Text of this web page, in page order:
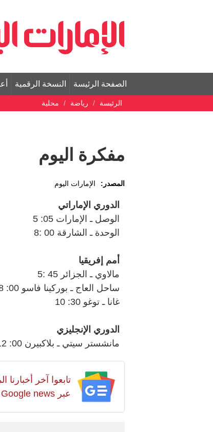
الصفحة الرئيسة النسخة الرقمية
الرئيسة رياضة محلية
مفكرة اليوم
المصدر: الإمارات اليوم
الدوري الإماراتي
الوصل ـ الإمارات 05: 5
الوحدة ـ الشارقة 00 :8
أمم إفريقيا
مالاوي ـ الجزائر 45 :5
ساحل العاج ـ بوركينا فاسو 00: 8
غانا ـ توغو 30: 10
الدوري الإنجليزي
مانشستر سيتي ـ بلاكبيرن 00: 12
تابعوا آخر
عبر Google news